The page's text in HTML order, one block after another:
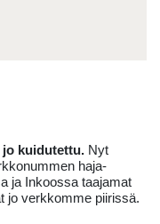
jo kuidutettu. Nyt
haja-
ja Inkoossa taajamat
jo verkkomme piirissä.